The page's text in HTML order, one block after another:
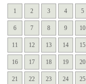
1 2 3 4 5
6 7 8 9 10
11 12 13 14 15
16 17 18 19 20
21 22 23 24 25